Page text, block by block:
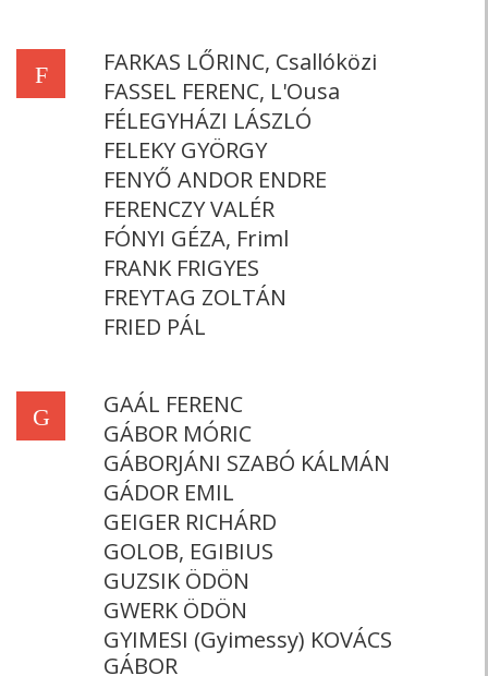
F
FARKAS LŐRINC, Csallóközi
FASSEL FERENC, L'Ousa
FÉLEGYHÁZI LÁSZLÓ
FELEKY GYÖRGY
FENYŐ ANDOR ENDRE
FERENCZY VALÉR
FÓNYI GÉZA, Friml
FRANK FRIGYES
FREYTAG ZOLTÁN
FRIED PÁL
G
GAÁL FERENC
GÁBOR MÓRIC
GÁBORJÁNI SZABÓ KÁLMÁN
GÁDOR EMIL
GEIGER RICHÁRD
GOLOB, EGIBIUS
GUZSIK ÖDÖN
GWERK ÖDÖN
GYIMESI (Gyimessy) KOVÁCS
GÁBOR